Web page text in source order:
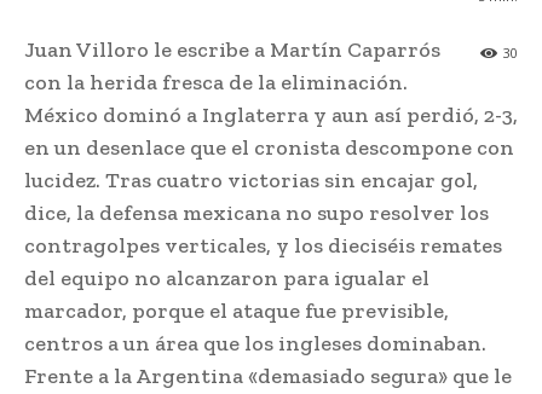
30
Juan Villoro le escribe a Martín Caparrós
con la herida fresca de la eliminación.
México dominó a Inglaterra y aun así perdió, 2-3,
en un desenlace que el cronista descompone con
lucidez. Tras cuatro victorias sin encajar gol,
dice, la defensa mexicana no supo resolver los
contragolpes verticales, y los dieciséis remates
del equipo no alcanzaron para igualar el
marcador, porque el ataque fue previsible,
centros a un área que los ingleses dominaban.
Frente a la Argentina «demasiado segura» que le